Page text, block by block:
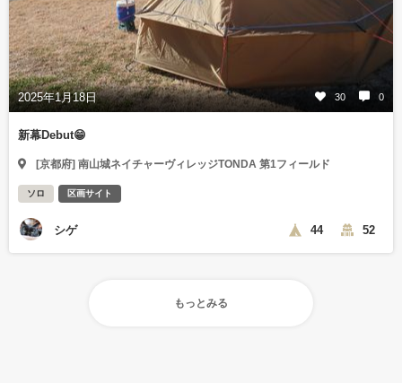
2025年1月18日 30 0
新幕Debut😁
[京都府] 南山城ネイチャーヴィレッジTONDA 第1フィールド
ソロ 区画サイト
シゲ 44 52
もっとみる